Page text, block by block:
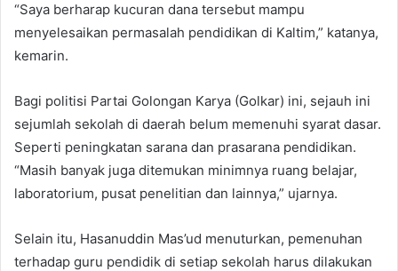
“Saya berharap kucuran dana tersebut mampu
menyelesaikan permasalah pendidikan di Kaltim,” katanya,
kemarin.
Bagi politisi Partai Golongan Karya (Golkar) ini, sejauh ini
sejumlah sekolah di daerah belum memenuhi syarat dasar.
Seperti peningkatan sarana dan prasarana pendidikan.
“Masih banyak juga ditemukan minimnya ruang belajar,
laboratorium, pusat penelitian dan lainnya,” ujarnya.
Selain itu, Hasanuddin Mas’ud menuturkan, pemenuhan
terhadap guru pendidik di setiap sekolah harus dilakukan